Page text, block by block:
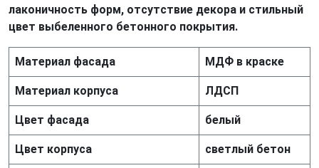
лаконичность форм, отсутствие декора и стильный
цвет выбеленного бетонного покрытия.
Материал фасада МДФ в краске
Материал корпуса ЛДСП
Цвет фасада белый
Цвет корпуса светлый бетон